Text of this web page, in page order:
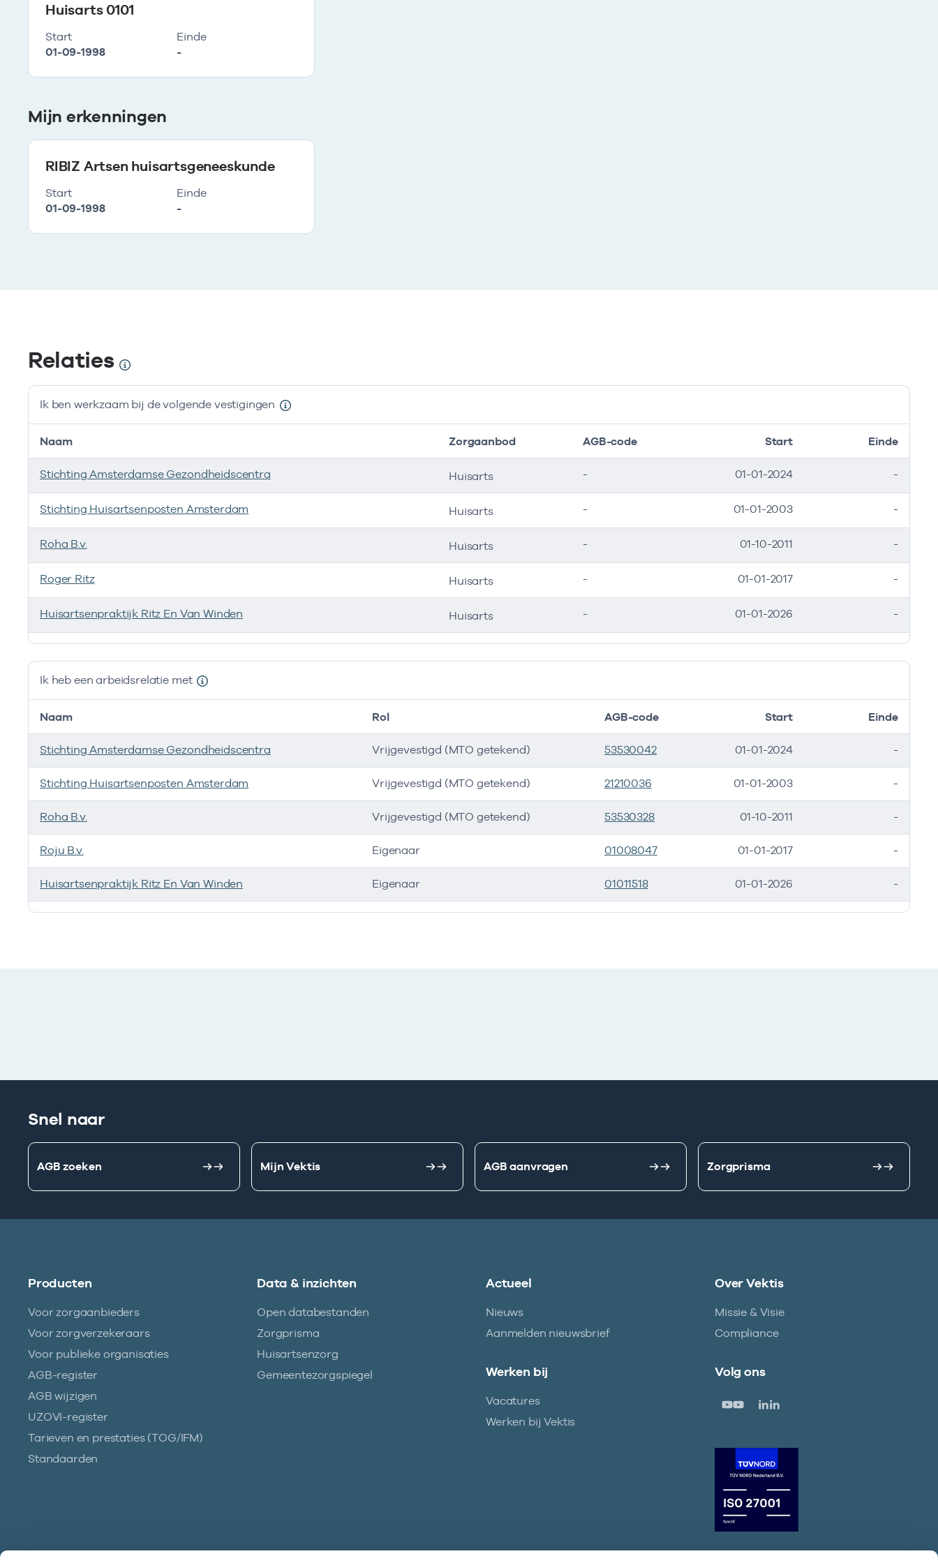
Huisarts 0101
Start
01-09-1998
Einde
-
Mijn erkenningen
RIBIZ Artsen huisartsgeneeskunde
Start
01-09-1998
Einde
-
Relaties
Ik ben werkzaam bij de volgende vestigingen
Ik ben werkzaam bij de volgende vestigingen
Naam Zorgaanbod AGB-code Start Einde
Stichting Amsterdamse Gezondheidscentra Huisarts - 01-01-2024 -
Stichting Huisartsenposten Amsterdam Huisarts - 01-01-2003 -
Roha B.v. Huisarts - 01-10-2011 -
Roger Ritz Huisarts - 01-01-2017 -
Huisartsenpraktijk Ritz En Van Winden Huisarts - 01-01-2026 -
Ik heb een arbeidsrelatie met
Ik heb een arbeidsrelatie met
Naam Rol AGB-code Start Einde
Stichting Amsterdamse Gezondheidscentra Vrijgevestigd (MTO getekend) 53530042 01-01-2024 -
Stichting Huisartsenposten Amsterdam Vrijgevestigd (MTO getekend) 21210036 01-01-2003 -
Roha B.v. Vrijgevestigd (MTO getekend) 53530328 01-10-2011 -
Roju B.v. Eigenaar 01008047 01-01-2017 -
Huisartsenpraktijk Ritz En Van Winden Eigenaar 01011518 01-01-2026 -
Snel naar
AGB zoeken Mijn Vektis AGB aanvragen Zorgprisma
Producten
Voor zorgaanbieders
Voor zorgverzekeraars
Voor publieke organisaties
AGB-register
AGB wijzigen
UZOVI-register
Tarieven en prestaties (TOG/IFM)
Standaarden
Data & inzichten
Open databestanden
Zorgprisma
Huisartsenzorg
Gemeentezorgspiegel
Actueel
Nieuws
Aanmelden nieuwsbrief
Over Vektis
Missie & Visie
Compliance
Werken bij
Vacatures
Werken bij Vektis
Volg ons